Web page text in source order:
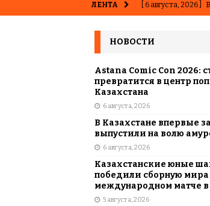
ЛЕНТА [ 6 августа, 2026 ]
[ 5 августа, 2026 ]
матче в Алматы
[ 31 июля, 2026 ]
подсластителях
[ 31 июля, 2026 ]
АЗИЯ
[ 6 августа, 2026 ]
КАЗАХСТАН
НОВОСТИ
Astana Comic Con 2026:
превратится в центр
Казахстана
6 августа, 2026
В Казахстане впервые
выпустили на волю
6 августа, 2026
Казахстанские юные
победили сборную мира
международном матче
5 августа, 2026